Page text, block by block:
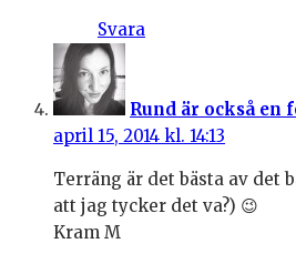
Svara
Rund är också en
april 15, 2014 kl. 14:13
Terräng är det bästa av det
att jag tycker det va?) 😉
Kram M